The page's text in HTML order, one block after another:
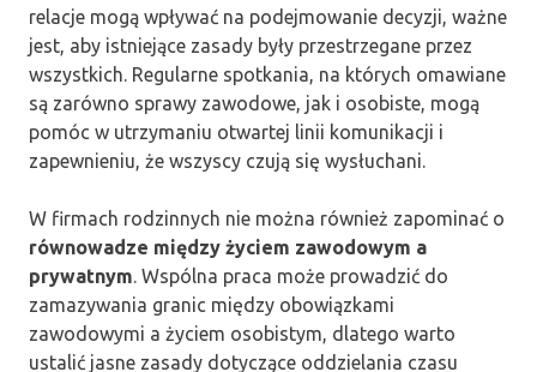
relacje mogą wpływać na podejmowanie decyzji, ważne
jest, aby istniejące zasady były przestrzegane przez
wszystkich. Regularne spotkania, na których omawiane
są zarówno sprawy zawodowe, jak i osobiste, mogą
pomóc w utrzymaniu otwartej linii komunikacji i
zapewnieniu, że wszyscy czują się wysłuchani.
W firmach rodzinnych nie można również zapominać o
równowadze między życiem zawodowym a
prywatnym. Wspólna praca może prowadzić do
zamazywania granic między obowiązkami
zawodowymi a życiem osobistym, dlatego warto
ustalić jasne zasady dotyczące oddzielania czasu